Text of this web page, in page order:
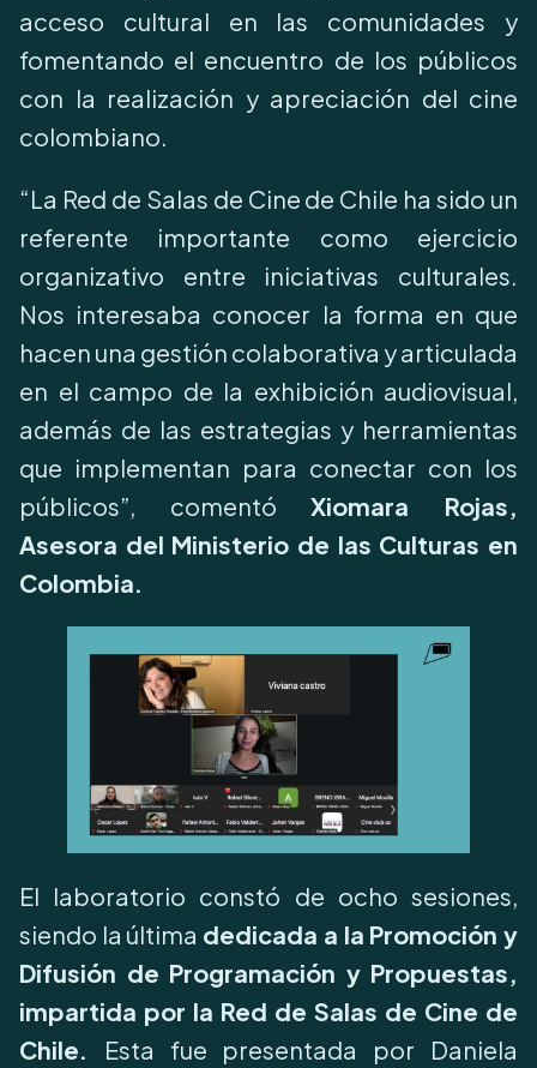
acceso cultural en las comunidades y
fomentando el encuentro de los públicos
con la realización y apreciación del cine
colombiano.
“La Red de Salas de Cine de Chile ha sido un
referente importante como ejercicio
organizativo entre iniciativas culturales.
Nos interesaba conocer la forma en que
hacen una gestión colaborativa y articulada
en el campo de la exhibición audiovisual,
además de las estrategias y herramientas
que implementan para conectar con los
públicos”, comentóXiomara Rojas,
Asesora del Ministerio de las Culturas en
Colombia.
El laboratorio constó de ocho sesiones,
siendo la última dedicada a la Promoción y
Difusión de Programación y Propuestas,
impartida por la Red de Salas de Cine de
Chile. Esta fue presentada por Daniela